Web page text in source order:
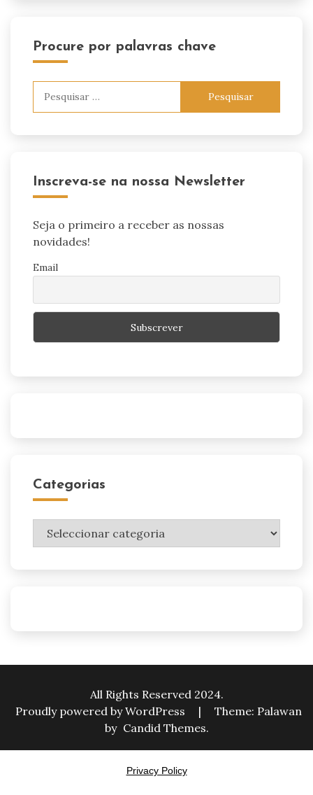
Procure por palavras chave
Inscreva-se na nossa Newsletter
Seja o primeiro a receber as nossas
novidades!
Email
Categorias
Categorias
All Rights Reserved 2024.
Proudly powered by WordPress
|
Theme: Palawan
by Candid Themes.
Privacy Policy